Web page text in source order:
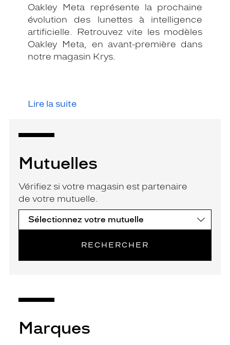
Oakley Meta représente la prochaine
évolution des lunettes à intelligence
artificielle. Retrouvez vite les modèles
Oakley Meta, en avant-première dans
notre magasin Krys.
Lire la suite
Mutuelles
Vérifiez si votre magasin est partenaire
de votre mutuelle.
RECHERCHER
Marques